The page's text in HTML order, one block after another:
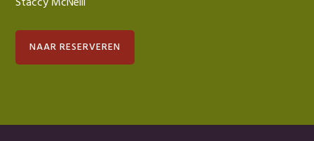
NAAR RESERVEREN